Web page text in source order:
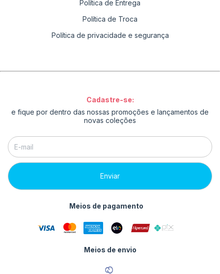
Política de Entrega
Política de Troca
Política de privacidade e segurança
Cadastre-se:
e fique por dentro das nossas promoções e lançamentos de
novas coleções
Meios de pagamento
Meios de envio